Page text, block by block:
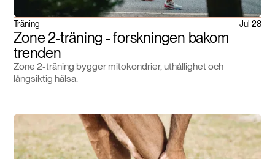
Träning Jul 28
Zone 2-träning - forskningen bakom
trenden
Zone 2-träning bygger mitokondrier, uthållighet och
långsiktig hälsa.